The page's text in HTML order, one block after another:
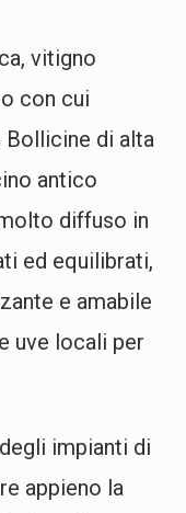
vitigno
con cui
di alta
antico
diffuso in
ed equilibrati,
e amabile
uve locali per
impianti di
appieno la